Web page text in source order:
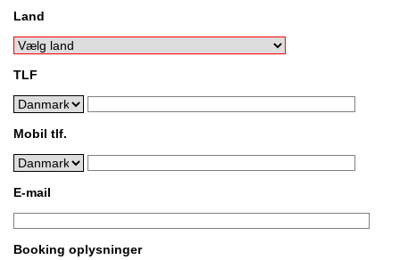
Land
TLF
Mobil tlf.
E-mail
Booking oplysninger